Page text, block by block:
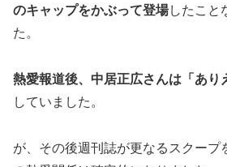
のキャップをかぶって登場したこと
た。
熱愛報道後、中居正広さんは「あり
していました。
が、その後週刊誌が更なるスクープ